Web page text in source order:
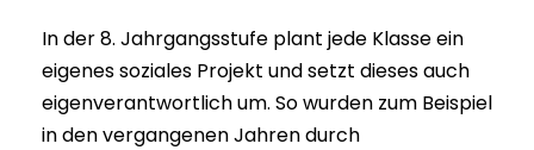
In der 8. Jahrgangsstufe plant jede Klasse ein
eigenes soziales Projekt und setzt dieses auch
eigenverantwortlich um. So wurden zum Beispiel
in den vergangenen Jahren durch